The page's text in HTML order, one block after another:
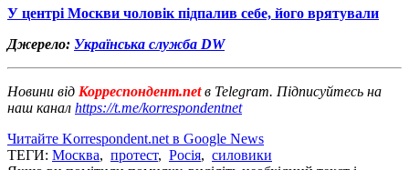
У центрі Москви чоловік підпалив себе, його врятували
Джерело: Українська служба DW
Новини від Корреспондент.netв Telegram. Підписуйтесь на
наш канал https://t.me/korrespondentnet
Читайте Korrespondent.net в Google News
ТЕГИ: Москва, протест, Росія, силовики